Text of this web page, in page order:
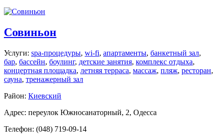
Совиньон
Услуги: spa-процедуры, wi-fi, апартаменты, банкетный зал,
бар, бассейн, боулинг, детские занятия, комплекс отдыха,
концертная площадка, летняя терраса, массаж, пляж, ресторан,
сауна, тренажерный зал
Район: Киевский
Адрес: переулок Южносанаторный, 2, Одесса
Телефон: (048) 719-09-14